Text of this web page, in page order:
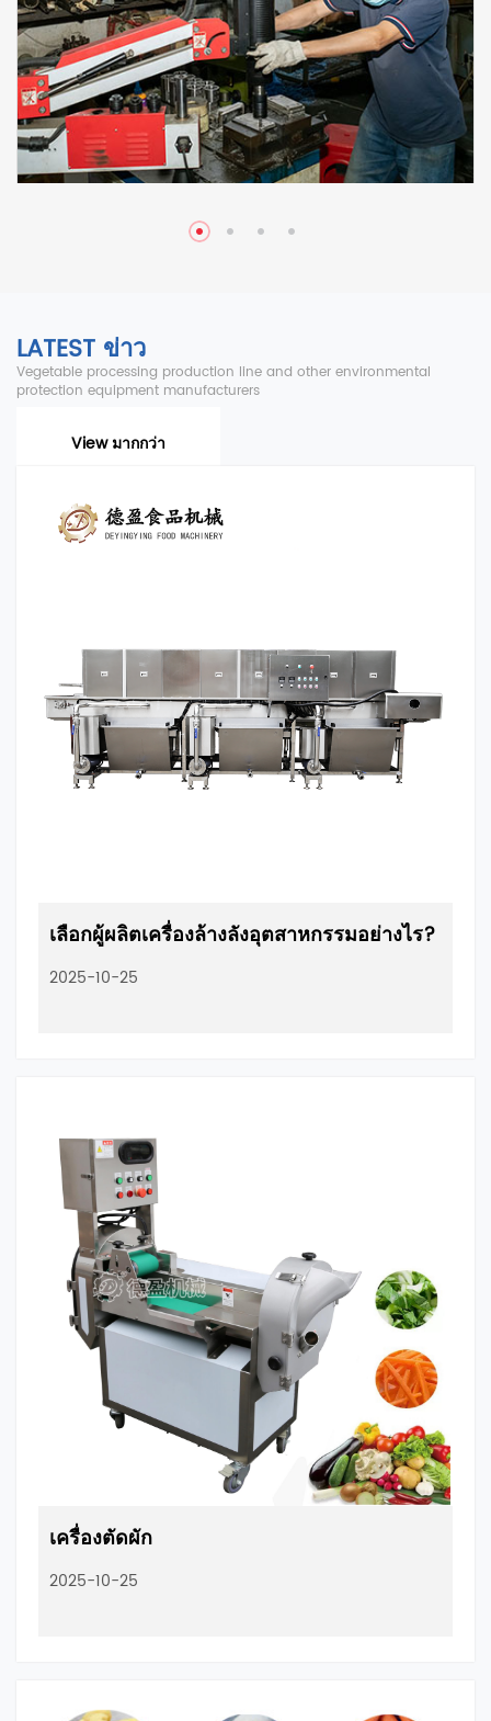
LATEST ข่าว
Vegetable processing production line and other environmental
protection equipment manufacturers
View มากกว่า
เลือกผู้ผลิตเครื่องล้างลังอุตสาหกรรมอย่างไร?
2025-10-25
เครื่องตัดผัก
2025-10-25